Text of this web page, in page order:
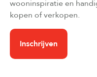
wooninspiratie en
kopen of verkopen.
Inschrijven